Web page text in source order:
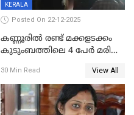
KERALA
Posted On 22-12-2025
കണ്ണൂരിൽ രണ്ട് മക്കളടക്കം
കുടുംബത്തിലെ 4 പേർ മരിച്ച
30 Min Read View All